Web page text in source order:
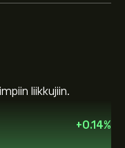
liikkujiin.
+0.14%